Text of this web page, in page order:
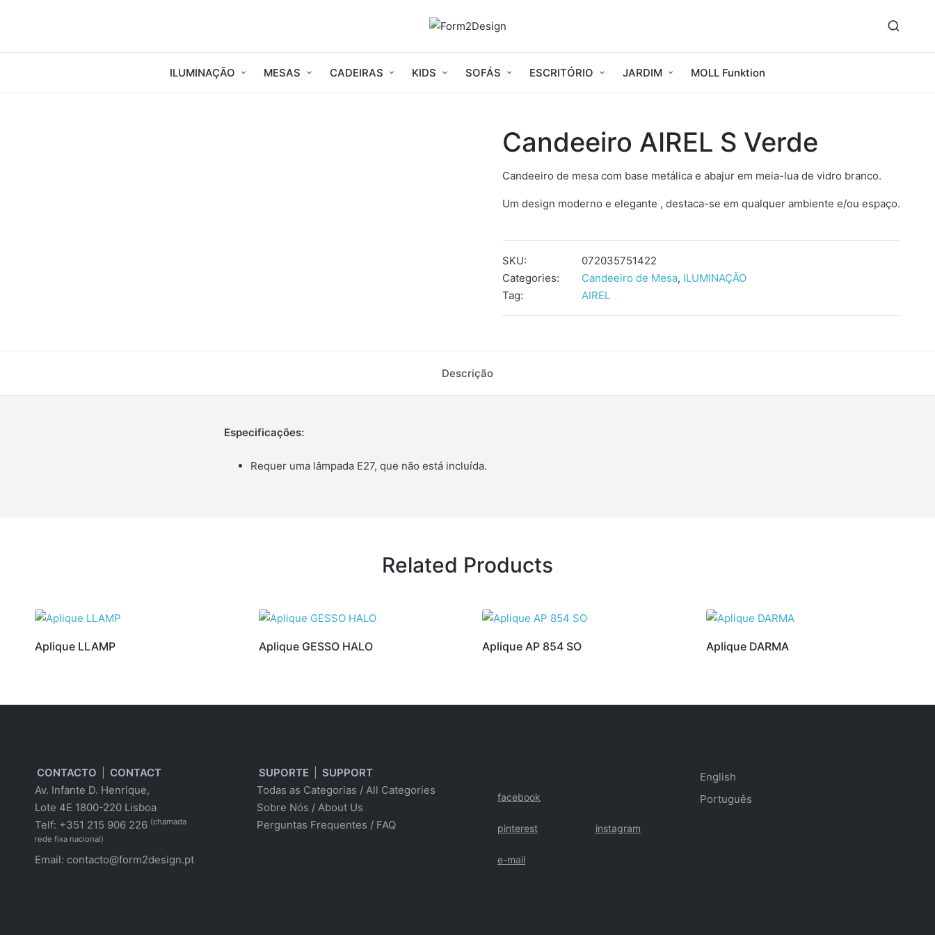
ILUMINAÇÃO MESAS CADEIRAS KIDS SOFÁS ESCRITÓRIO JARDIM MOLL Funktion
Candeeiro AIREL S Verde
Candeeiro de mesa com base metálica e abajur em meia-lua de vidro branco.
Um design moderno e elegante , destaca-se em qualquer ambiente e/ou espaço.
SKU:
072035751422
Categories:
Candeeiro de Mesa, ILUMINAÇÃO
Tag:
AIREL
Descrição
Especificações:
Requer uma lâmpada E27, que não está incluída.
Related Products
Aplique LLAMP Aplique GESSO HALO Aplique AP 854 SO Aplique DARMA
CONTACTO
CONTACT
Av. Infante D. Henrique,
Lote 4E 1800-220 Lisboa
Telf: +351 215 906 226 (chamada
rede fixa nacional)
Email: contacto@form2design.pt
SUPORTE
SUPPORT
Todas as Categorias / All Categories
Sobre Nós / About Us
Perguntas Frequentes / FAQ
facebook
pinterest instagram
e-mail
English
Português